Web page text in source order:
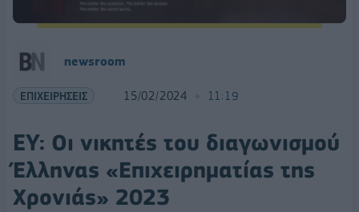
newsroom
ΕΠΙΧΕΙΡΗΣΕΙΣ 15/02/2024 11:19
EY: Οι νικητές του διαγωνισμού
Έλληνας «Επιχειρηματίας της
Χρονιάς» 2023